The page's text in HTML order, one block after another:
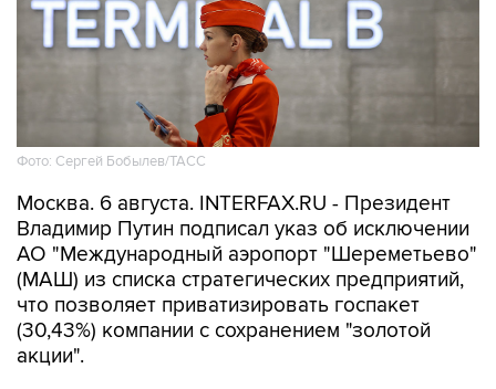
Фото: Сергей Бобылев/ТАСС
Москва. 6 августа. INTERFAX.RU - Президент
Владимир Путин подписал указ об исключении
АО "Международный аэропорт "Шереметьево"
(МАШ) из списка стратегических предприятий,
что позволяет приватизировать госпакет
(30,43%) компании с сохранением "золотой
акции".